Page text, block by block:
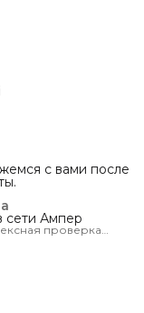
с вами после
сети Ампер
проверка
уверены, что